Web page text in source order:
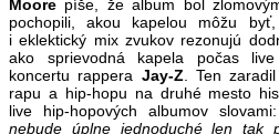
Moore píše, že album bol
pochopili, akou kapelou môžu
i eklektický mix zvukov rezonujú
ako sprievodná kapela počas
koncertu rappera Jay-Z . Ten
rapu a hip-hopu na druhé mesto
live hip-hopových albumov slovami:
nebude úplne jednoduché len tak